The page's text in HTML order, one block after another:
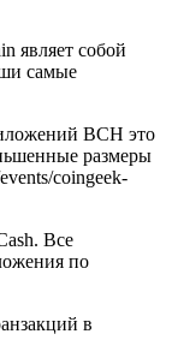
являет собой
самые
BCH это
размеры
coingeek-
Все
по
в